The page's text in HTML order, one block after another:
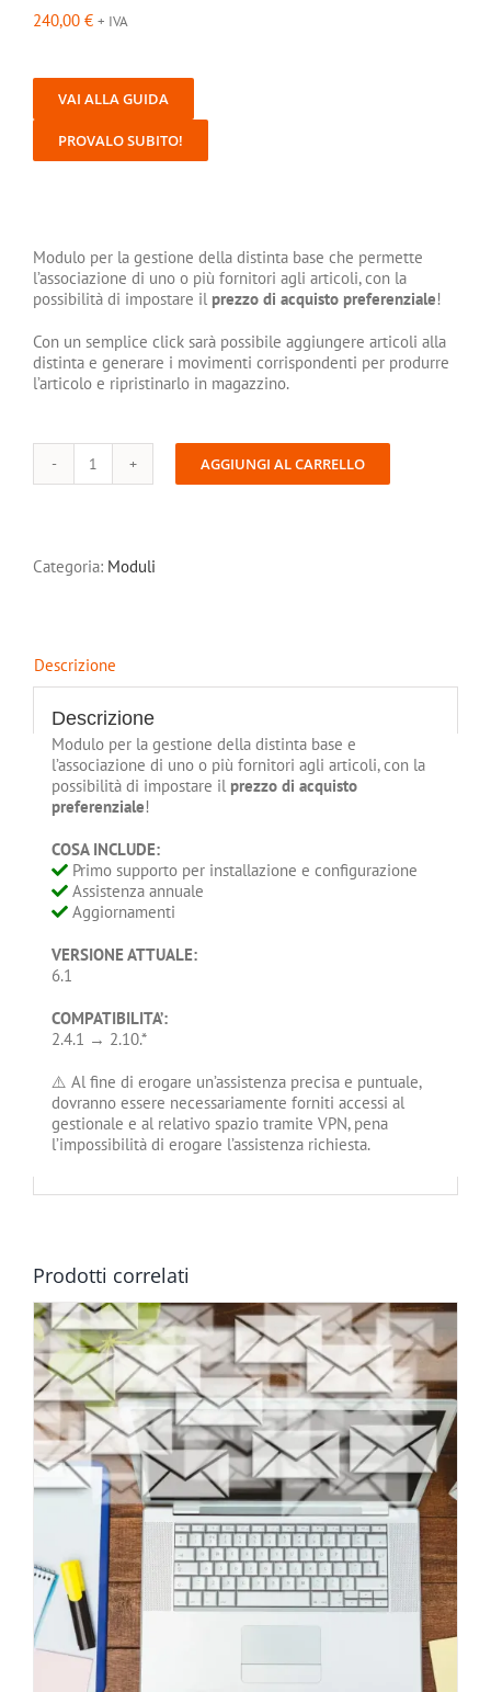
240,00 € + IVA
VAI ALLA GUIDA
PROVALO SUBITO!
Modulo per la gestione della distinta base che permette
l’associazione di uno o più fornitori agli articoli, con la
possibilità di impostare il prezzo di acquisto preferenziale!
Con un semplice click sarà possibile aggiungere articoli alla
distinta e generare i movimenti corrispondenti per produrre
l’articolo e ripristinarlo in magazzino.
Distinta
AGGIUNGI AL CARRELLO
Categoria: Moduli
Descrizione
Descrizione
Modulo per la gestione della distinta base e
l’associazione di uno o più fornitori agli articoli, con la
possibilità di impostare il prezzo di acquisto
preferenziale!
COSA INCLUDE:
Primo supporto per installazione e configurazione
Assistenza annuale
Aggiornamenti
VERSIONE ATTUALE:
6.1
COMPATIBILITA’:
2.4.1 → 2.10.*
⚠️ Al fine di erogare un’assistenza precisa e puntuale,
dovranno essere necessariamente forniti accessi al
gestionale e al relativo spazio tramite VPN, pena
l’impossibilità di erogare l’assistenza richiesta.
Prodotti correlati